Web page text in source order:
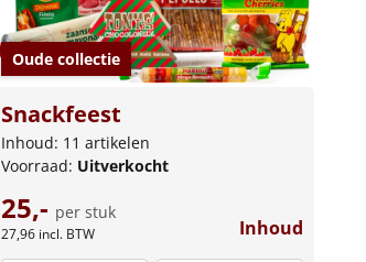
Oude collectie
Snackfeest
Inhoud: 11 artikelen
Voorraad: Uitverkocht
25,- per stuk
27,96 incl. BTW Inhoud